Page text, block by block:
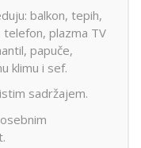
balkon, tepih,
plazma TV
papuče,
klimu i sef.
sadržajem.